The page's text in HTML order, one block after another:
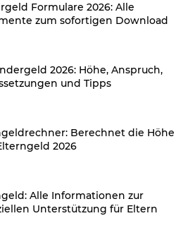
Formulare 2026: Alle
zum sofortigen Download
2026: Höhe, Anspruch,
und Tipps
Berechnet die Höhe
2026
Alle Informationen zur
Unterstützung für Eltern